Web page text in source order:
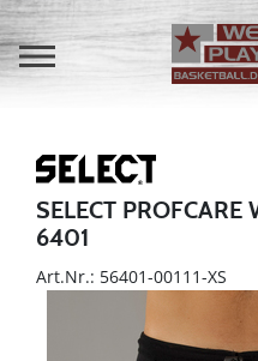
SELECT PROFCARE
6401
Art.Nr.: 56401-00111-XS